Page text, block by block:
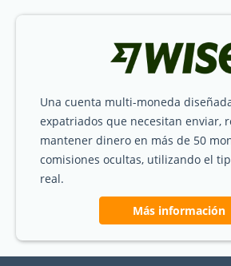
Una cuenta multi-moneda
expatriados que necesitan enviar,
mantener dinero en más de 50
comisiones ocultas, utilizando el
real.
Más información